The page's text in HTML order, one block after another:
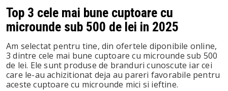
Top 3 cele mai bune cuptoare cu
microunde sub 500 de lei in 2025
Am selectat pentru tine, din ofertele diponibile online,
3 dintre cele mai bune cuptoare cu microunde sub 500
de lei. Ele sunt produse de branduri cunoscute iar cei
care le-au achizitionat deja au pareri favorabile pentru
aceste cuptoare cu microunde mici si ieftine.